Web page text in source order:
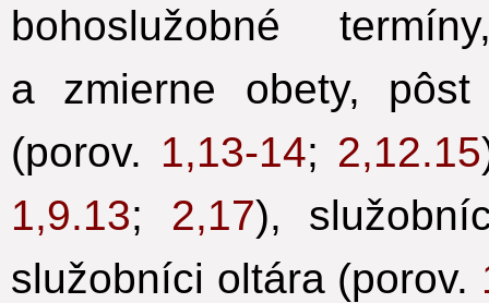
bohoslužobné
a zmierne obety, pôst
(porov. 1,13-14; 2,12.15
1,9.13; 2,17),
služobníci oltára (porov.